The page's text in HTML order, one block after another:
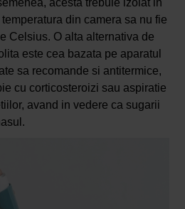
din camera sa nu fie
Celsius. O alta alternativa de
este cea bazata pe aparatul
sa recomande si antitermice,
cu corticosteroizi sau aspiratie
avand in vedere ca sugarii